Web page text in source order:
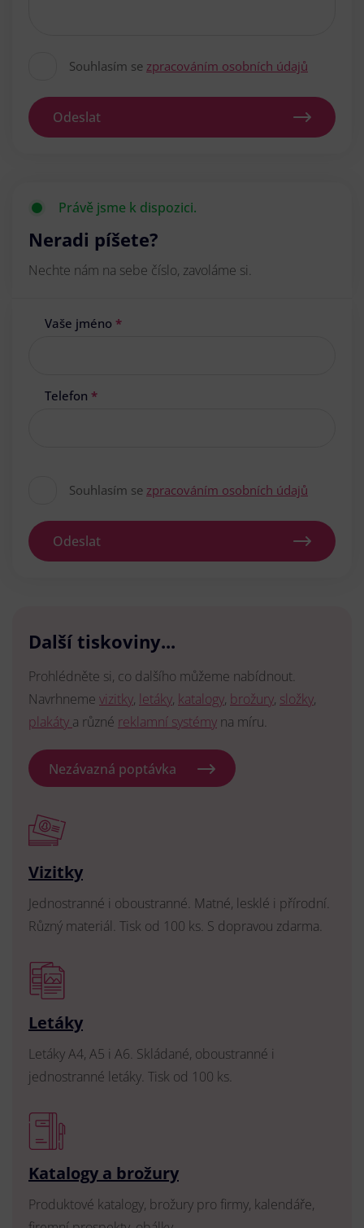
Souhlasím se zpracováním osobních údajů
Odeslat
Právě jsme k dispozici.
Neradi píšete?
Nechte nám na sebe číslo, zavoláme si.
Vaše jméno *
Telefon *
Souhlasím se zpracováním osobních údajů
Odeslat
Další tiskoviny...
Prohlédněte si, co dalšího můžeme nabídnout.
Navrhneme vizitky, letáky, katalogy, brožury, složky,
plakáty a různé reklamní systémy na míru.
Nezávazná poptávka
Vizitky
Jednostranné i oboustranné. Matné, lesklé i přírodní.
Různý materiál. Tisk od 100 ks. S dopravou zdarma.
Letáky
Letáky A4, A5 i A6. Skládané, oboustranné i
jednostranné letáky. Tisk od 100 ks.
Katalogy a brožury
Produktové katalogy, brožury pro firmy, kalendáře,